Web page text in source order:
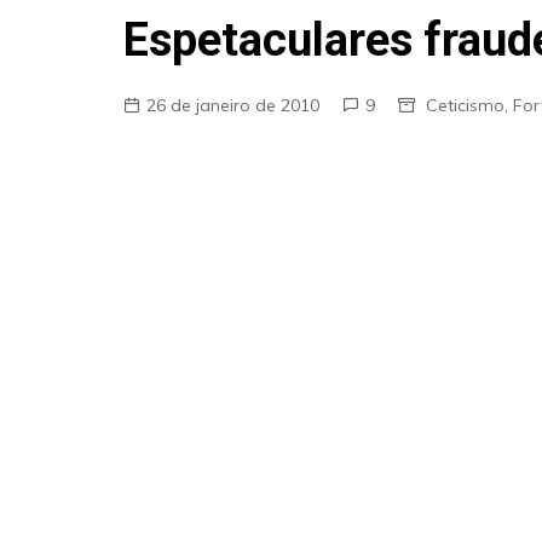
Pareidolia
Espetaculares
26 de janeiro de 2010 9 Ceticismo,